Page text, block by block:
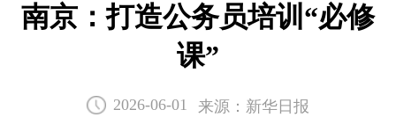
南京：打造公务员培训“必修
课”
2026-06-01 来源：新华日报